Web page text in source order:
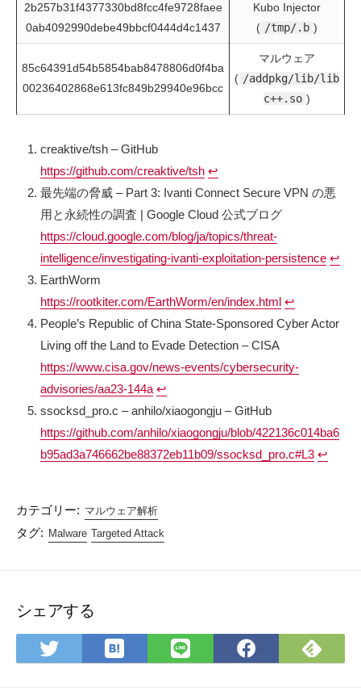
2b257b31f4377330bd8fcc4fe9728faee
0ab4092990debe49bbcf0444d4c1437
Kubo Injector
( /tmp/.b )
85c64391d54b5854bab8478806d0f4ba
00236402868e613fc849b29940e96bcc
マルウェア
( /addpkg/lib/lib
c++.so )
creaktive/tsh – GitHub
https://github.com/creaktive/tsh ↩︎
最先端の脅威 – Part 3: Ivanti Connect Secure VPN の悪
用と永続性の調査 | Google Cloud 公式ブログ
https://cloud.google.com/blog/ja/topics/threat-
intelligence/investigating-ivanti-exploitation-persistence ↩︎
EarthWorm
https://rootkiter.com/EarthWorm/en/index.html ↩︎
People’s Republic of China State-Sponsored Cyber Actor
Living off the Land to Evade Detection – CISA
https://www.cisa.gov/news-events/cybersecurity-
advisories/aa23-144a ↩︎
ssocksd_pro.c – anhilo/xiaogongju – GitHub
https://github.com/anhilo/xiaogongju/blob/422136c014ba6
b95ad3a746662be88372eb11b09/ssocksd_pro.c#L3 ↩︎
カテゴリー: マルウェア解析
タグ: Malware Targeted Attack
シェアする
Twitter
で
は
て
LINE
で
で
で